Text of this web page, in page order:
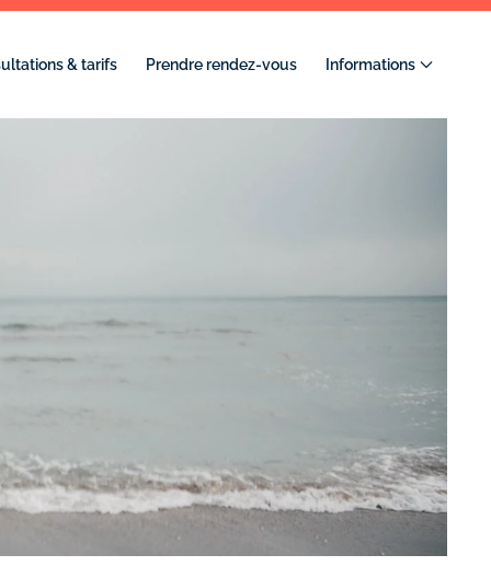
& tarifs Prendre rendez-vous Informations